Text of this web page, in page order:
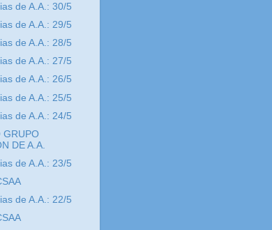
de A.A.: 30/5
de A.A.: 29/5
de A.A.: 28/5
de A.A.: 27/5
de A.A.: 26/5
de A.A.: 25/5
de A.A.: 24/5
GRUPO
DE A.A.
de A.A.: 23/5
de A.A.: 22/5